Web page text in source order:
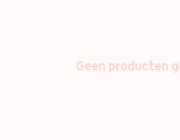
Geen producten